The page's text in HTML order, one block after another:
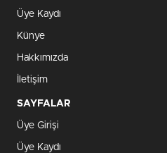
Üye Kaydı
Künye
Hakkımızda
İletişim
SAYFALAR
Üye Girişi
Üye Kaydı